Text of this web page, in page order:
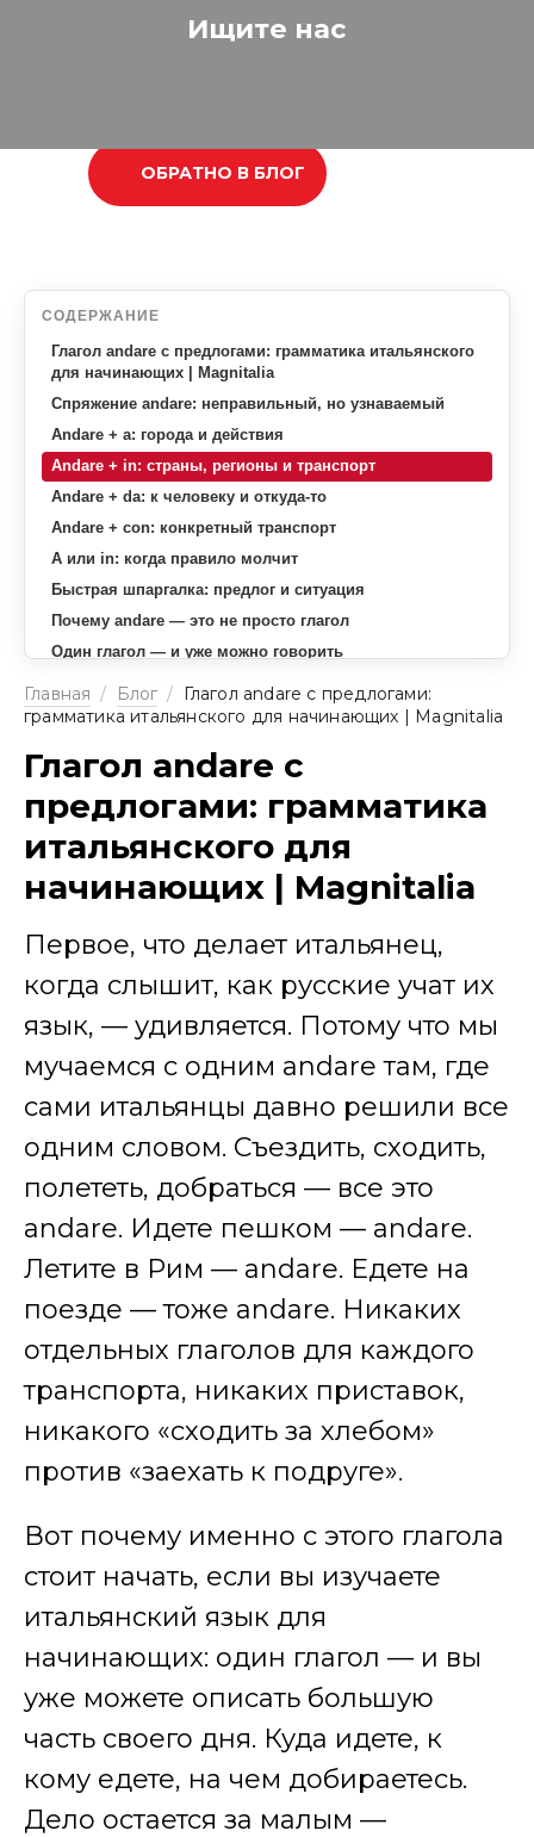
Ищите нас
ОБРАТНО В БЛОГ
СОДЕРЖАНИЕ
Глагол andare с предлогами: грамматика итальянского
для начинающих | Magnitalia
Спряжение andare: неправильный, но узнаваемый
Andare + a: города и действия
Andare + in: страны, регионы и транспорт
Andare + da: к человеку и откуда-то
Andare + con: конкретный транспорт
A или in: когда правило молчит
Быстрая шпаргалка: предлог и ситуация
Почему andare — это не просто глагол
Один глагол — и уже можно говорить
Главная / Блог /
Глагол andare с предлогами:
грамматика итальянского для начинающих | Magnitalia
Глагол andare с
предлогами: грамматика
итальянского для
начинающих | Magnitalia
Первое, что делает итальянец,
когда слышит, как русские учат их
язык, — удивляется. Потому что мы
мучаемся с одним andare там, где
сами итальянцы давно решили все
одним словом. Съездить, сходить,
полететь, добраться — все это
andare. Идете пешком — andare.
Летите в Рим — andare. Едете на
поезде — тоже andare. Никаких
отдельных глаголов для каждого
транспорта, никаких приставок,
никакого «сходить за хлебом»
против «заехать к подруге».
Вот почему именно с этого глагола
стоит начать, если вы изучаете
итальянский язык для
начинающих: один глагол — и вы
уже можете описать большую
часть своего дня. Куда идете, к
кому едете, на чем добираетесь.
Дело остается за малым —